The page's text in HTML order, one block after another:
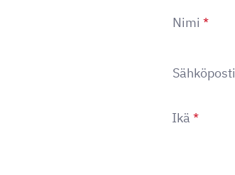
Nimi *
Sähköposti
Ikä *